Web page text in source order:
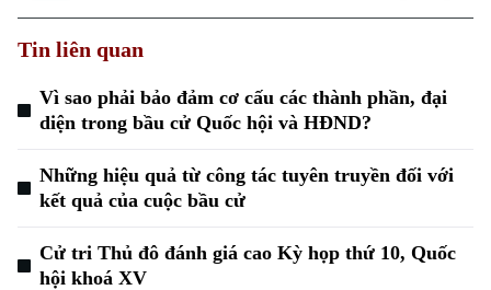
Tin liên quan
Vì sao phải bảo đảm cơ cấu các thành phần, đại
diện trong bầu cử Quốc hội và HĐND?
Những hiệu quả từ công tác tuyên truyền đối với
kết quả của cuộc bầu cử
Cử tri Thủ đô đánh giá cao Kỳ họp thứ 10, Quốc
hội khoá XV